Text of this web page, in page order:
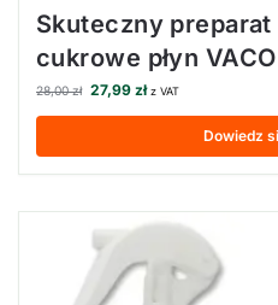
Skuteczny
cukrowe płyn
28,00zł 27,99 zł z VAT
Dowiedz